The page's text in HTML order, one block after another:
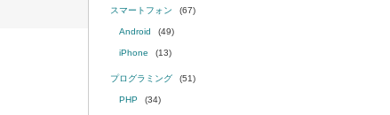
スマートフォン (67)
Android (49)
iPhone (13)
プログラミング (51)
PHP (34)